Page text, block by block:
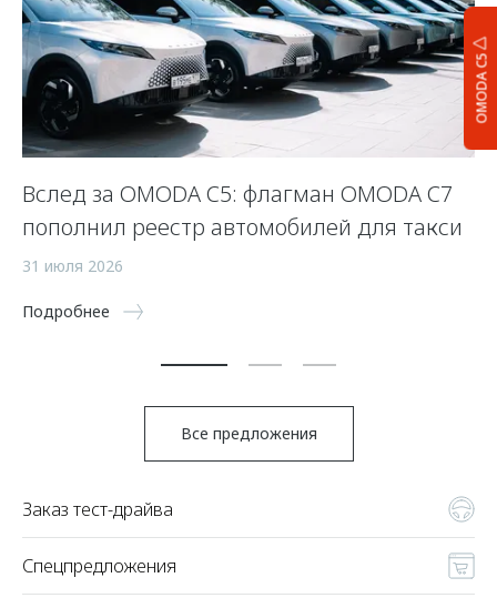
OMODA C5
Вслед за OMODA C5: флагман OMODA C7
пополнил реестр автомобилей для такси
31 июля 2026
Подробнее
Все предложения
Заказ тест-драйва
Спецпредложения